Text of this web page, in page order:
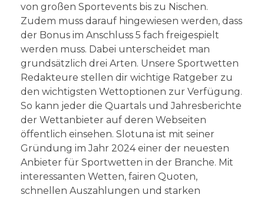
von großen Sportevents bis zu Nischen.
Zudem muss darauf hingewiesen werden, dass
der Bonus im Anschluss 5 fach freigespielt
werden muss. Dabei unterscheidet man
grundsätzlich drei Arten. Unsere Sportwetten
Redakteure stellen dir wichtige Ratgeber zu
den wichtigsten Wettoptionen zur Verfügung.
So kann jeder die Quartals und Jahresberichte
der Wettanbieter auf deren Webseiten
öffentlich einsehen. Slotuna ist mit seiner
Gründung im Jahr 2024 einer der neuesten
Anbieter für Sportwetten in der Branche. Mit
interessanten Wetten, fairen Quoten,
schnellen Auszahlungen und starken